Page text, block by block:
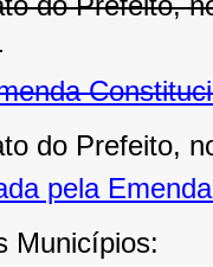
do Prefeito,
pela
Municípios: